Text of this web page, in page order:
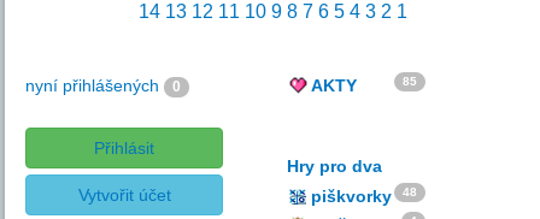
14 13 12 11 10 9 8 7 6 5 4 3 2 1
nyní přihlášených 0
Přihlásit
Vytvořit účet
AKTY 85
Hry pro dva
piškvorky
48